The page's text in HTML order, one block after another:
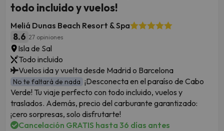
todo incluido y vuelos!
Meliá Dunas Beach Resort & Spa
8.6 27 opiniones
Isla de Sal
Todo incluido
Vuelos ida y vuelta desde Madrid o Barcelona
No te faltará de nada ¡Desconecta en el paraíso de Cabo
Verde! Tu viaje perfecto con todo incluido, vuelos y
traslados. Además, precio del carburante garantizado:
¡cero sorpresas, solo disfrutarte!
Cancelación GRATIS hasta 36 días antes